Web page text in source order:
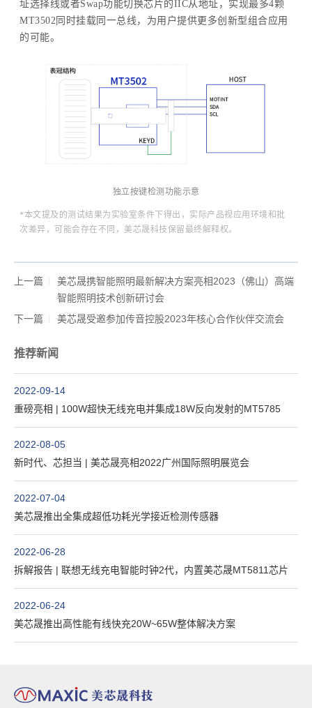
址选择线或者Swap功能切换芯片的IIC从地址，实现最多4颗
MT3502同时挂载同一总线，为用户提供更多创新型组合应用
的可能。
独立按键检测功能示意
*本文提及的测试结果为实验室条件下得出，实际产品视应用环境和批
次差异，可能会存在不同，美芯晟科技保留最终解释权。
上一篇
美芯晟携智能照明最新解决方案亮相2023（佛山）高端
智能照明技术创新研讨会
下一篇
美芯晟受邀参加传音控股2023年核心合作伙伴交流会
推荐新闻
2022-09-14
重磅亮相 | 100W超快无线充电并集成18W反向发射的MT5785
2022-08-05
新时代、芯担当 | 美芯晟亮相2022广州国际照明展览会
2022-07-04
美芯晟推出全集成超低功耗光学接近检测传感器
2022-06-28
拆解报告 | 联想无线充电智能时钟2代，内置美芯晟MT5811芯片
2022-06-24
美芯晟推出高性能有线快充20W~65W整体解决方案